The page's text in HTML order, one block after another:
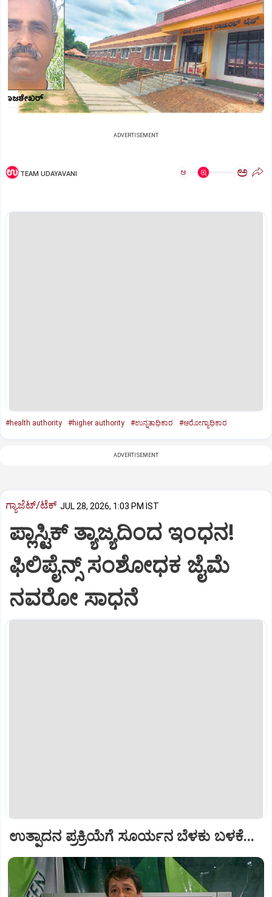
ADVERTISEMENT
TEAM UDAYAVANI ಅ ಅ
#health authority #higher authority #ಉನ್ನತಾಧಿಕಾರ #ಆರೋಗ್ಯಾಧಿಕಾರ
ADVERTISEMENT
ಗ್ಯಾಜೆಟ್/ಟೆಕ್ JUL 28, 2026, 1:03 PM IST
ಪ್ಲಾಸ್ಟಿಕ್‌ ತ್ಯಾಜ್ಯದಿಂದ ಇಂಧನ!
ಫಿಲಿಪೈನ್ಸ್ ಸಂಶೋಧಕ ಜೈಮೆ
ನವರೋ ಸಾಧನೆ
ಉತ್ಪಾದನ ಪ್ರಕ್ರಿಯೆಗೆ ಸೂರ್ಯನ ಬೆಳಕು ಬಳಕೆ...